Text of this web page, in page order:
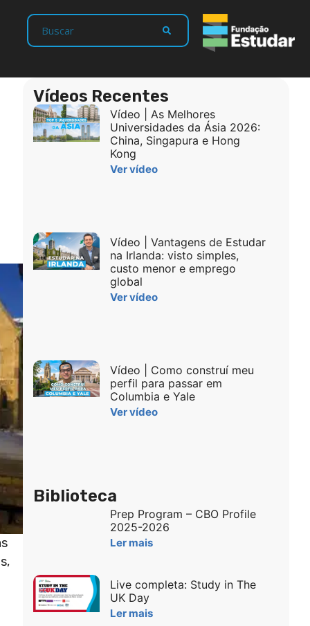
Vídeos Recentes
Vídeo | As Melhores
Universidades da Ásia 2026:
China, Singapura e Hong
Kong
Ver vídeo
Vídeo | Vantagens de Estudar
na Irlanda: visto simples,
custo menor e emprego
global
Ver vídeo
Vídeo | Como construí meu
perfil para passar em
Columbia e Yale
Ver vídeo
Biblioteca
Prep Program – CBO Profile
2025-2026
Ler mais
Live completa: Study in The
UK Day
Ler mais